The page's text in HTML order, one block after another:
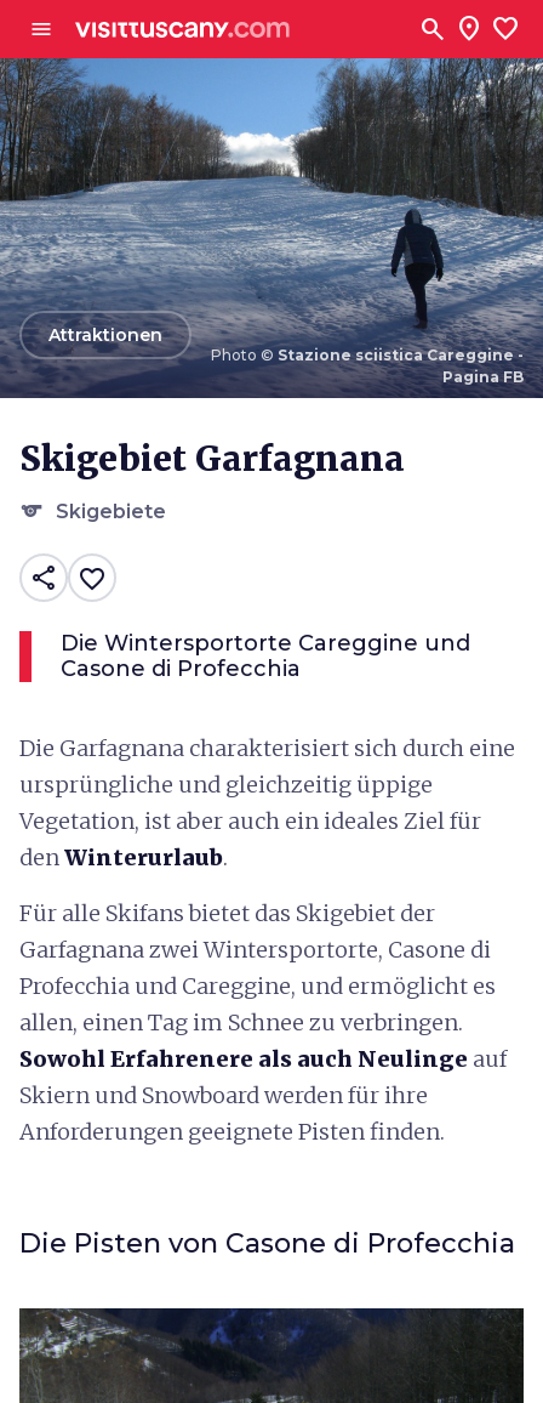
menu search location_on favorite
Photo © Stazione sciistica Careggine -
Pagina FB
arrow_backAttraktionen
Skigebiet Garfagnana
sports Skigebiete
share favorite_border
Die Wintersportorte Careggine und
Casone di Profecchia
Die Garfagnana charakterisiert sich durch eine
ursprüngliche und gleichzeitig üppige
Vegetation, ist aber auch ein ideales Ziel für
denWinterurlaub.
Für alle Skifans bietet das Skigebiet der
Garfagnana zwei Wintersportorte, Casone di
Profecchia und Careggine, und ermöglicht es
allen, einen Tag im Schnee zu verbringen.
Sowohl Erfahrenere als auch Neulinge auf
Skiern und Snowboard werden für ihre
Anforderungen geeignete Pisten finden.
Die Pisten von Casone di Profecchia